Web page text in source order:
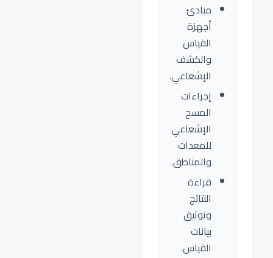
مبادئ
أجهزة
القياس
والكشف
الإشعاعي.
إجراءات
المسح
الإشعاعي
للمعدات
والمناطق.
قراءة
النتائج
وتوثيق
بيانات
القياس.